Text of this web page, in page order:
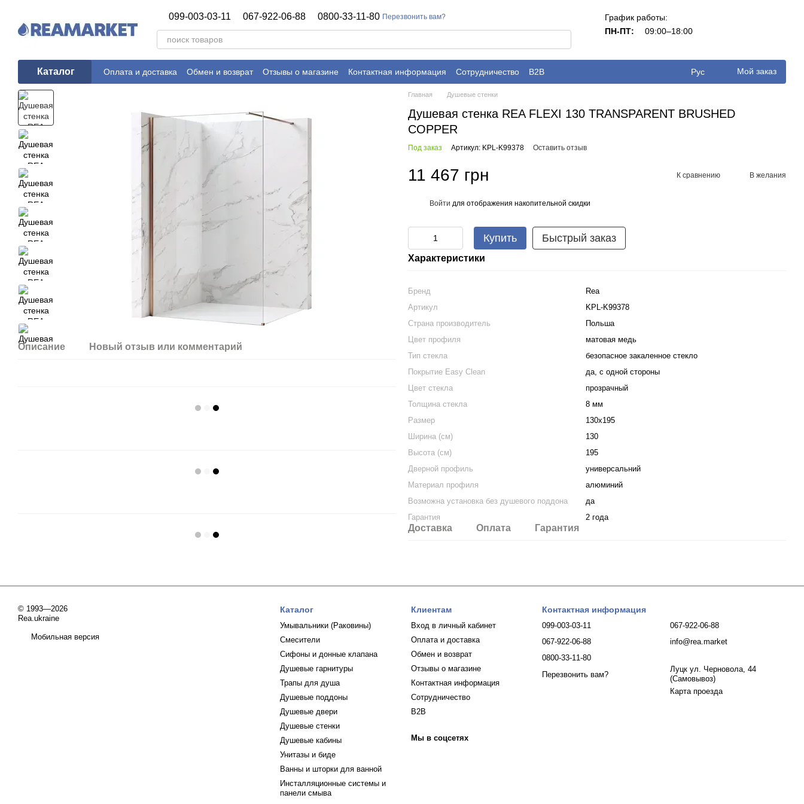
099-003-03-11 067-922-06-88 0800-33-11-80 Перезвонить вам?
График работы:
ПН-ПТ:
09:00–18:00
Каталог Оплата и доставка Обмен и возврат Отзывы о магазине Контактная информация Сотрудничество B2B Рус Мой заказ
Описание Новый отзыв или комментарий
Главная Душевые стенки
Душевая стенка REA FLEXI 130 TRANSPARENT BRUSHED
COPPER
Под заказ Артикул: KPL-K99378 Оставить отзыв
11 467 грн К сравнению В желания
Войти для отображения накопительной скидки
Купить Быстрый заказ
Характеристики
Бренд
Rea
Артикул
KPL-K99378
Страна производитель
Польша
Цвет профиля
матовая медь
Тип стекла
безопасное закаленное стекло
Покрытие Easy Clean
да, с одной стороны
Цвет стекла
прозрачный
Толщина стекла
8 мм
Размер
130х195
Ширина (см)
130
Высота (см)
195
Дверной профиль
универсальний
Материал профиля
алюминий
Возможна установка без душевого поддона
да
Гарантия
2 года
Доставка Оплата Гарантия
© 1993—2026
Rea.ukraine
Мобильная версия
Каталог
Умывальники (Раковины)
Смесители
Сифоны и донные клапана
Душевые гарнитуры
Трапы для душа
Душевые поддоны
Душевые двери
Душевые стенки
Душевые кабины
Унитазы и биде
Ванны и шторки для ванной
Инсталляционные системы и
панели смыва
Клиентам
Вход в личный кабинет
Оплата и доставка
Обмен и возврат
Отзывы о магазине
Контактная информация
Сотрудничество
B2B
Мы в соцсетях
Контактная информация
099-003-03-11
067-922-06-88
0800-33-11-80
Перезвонить вам?
067-922-06-88
info@rea.market
Луцк ул. Черновола, 44
(Самовывоз)
Карта проезда